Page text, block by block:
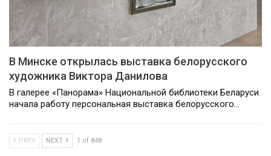
В Минске открылась выставка белорусского
художника Виктора Данилова
В галерее «Панорама» Национальной библиотеки Беларуси
начала работу персональная выставка белорусского…
PREV NEXT 1 of 848